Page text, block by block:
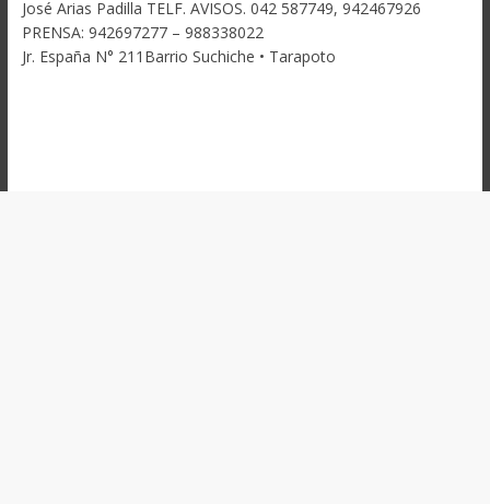
José Arias Padilla TELF. AVISOS. 042 587749, 942467926
PRENSA: 942697277 – 988338022
Jr. España N° 211Barrio Suchiche • Tarapoto